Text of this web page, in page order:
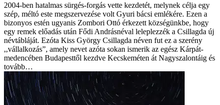
2004-ben hatalmas sürgés-forgás vette kezdetét, melynek célja egy
szép, méltó este megszervezése volt Gyuri bácsi emlékére. Ezen a
bizonyos estén ugyanis Zombori Ottó érkezett községünkbe, hogy
egy remek előadás után Fődi Andrásnéval leleplezzék a Csillagda új
névtábláját. Ezóta Kiss György Csillagda néven fut ez a szerény
,,vállalkozás”, amely nevet azóta sokan ismerik az egész Kárpát-
medencében Budapesttől kezdve Kecskeméten át Nagyszalontáig és
tovább…